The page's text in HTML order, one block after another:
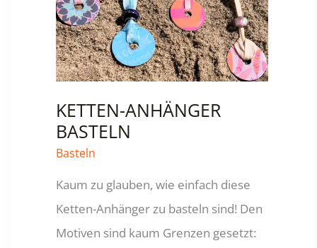
KETTEN-ANHÄNGER
BASTELN
Basteln
Kaum zu glauben, wie einfach diese
Ketten-Anhänger zu basteln sind! Den
Motiven sind kaum Grenzen gesetzt: